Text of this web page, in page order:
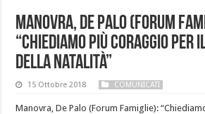
Manovra, De Palo (Forum
“Chiediamo più coraggio
della natalità”
15 Ottobre 2018 COMUNICATI
Manovra, De Palo (Forum Famiglie):